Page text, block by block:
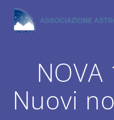
Nuovi